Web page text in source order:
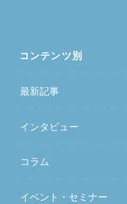
コンテンツ別
最新記事
インタビュー
コラム
イベント・セミナー